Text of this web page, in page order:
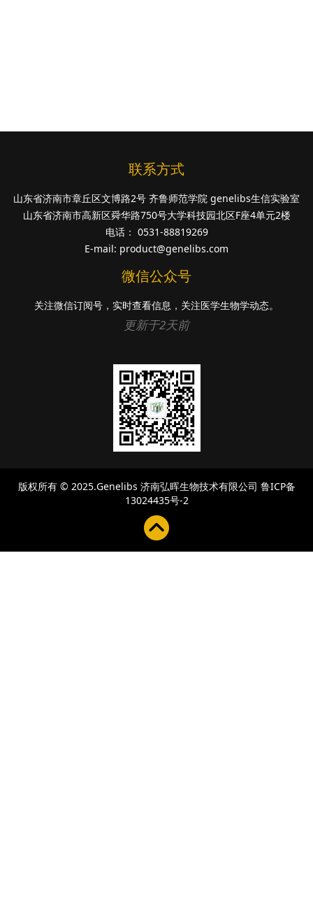
联系方式
山东省济南市章丘区文博路2号 齐鲁师范学院 genelibs生信实验室
山东省济南市高新区舜华路750号大学科技园北区F座4单元2楼
电话： 0531-88819269
E-mail: product@genelibs.com
微信公众号
关注微信订阅号，实时查看信息，关注医学生物学动态。
更新于2天前
版权所有 © 2025.Genelibs 济南弘晖生物技术有限公司 鲁ICP备
13024435号-2